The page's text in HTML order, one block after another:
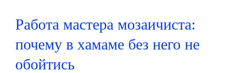
Работа мастера мозаичиста:
почему в хамаме без него не
обойтись